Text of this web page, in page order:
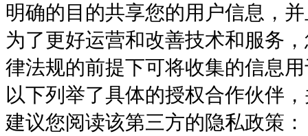
明确的目的共享您的用户信息，
为了更好运营和改善技术和服务
律法规的前提下可将收集的信息
以下列举了具体的授权合作伙伴
建议您阅读该第三方的隐私政策：